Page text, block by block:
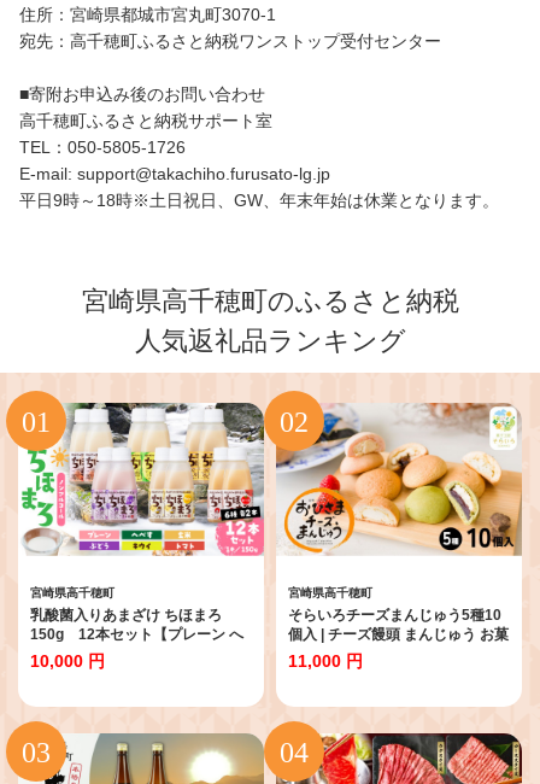
住所：宮崎県都城市宮丸町3070-1
宛先：高千穂町ふるさと納税ワンストップ受付センター
■寄附お申込み後のお問い合わせ
高千穂町ふるさと納税サポート室
TEL：050-5805-1726
E-mail: support@takachiho.furusato-lg.jp
平日9時～18時※土日祝日、GW、年末年始は休業となります。
宮崎県高千穂町のふるさと納税
人気返礼品ランキング
宮崎県高千穂町
乳酸菌入りあまざけ ちほまろ
150g 12本セット【プレーン へ
べす 玄米 キウイ トマト ブドウ】
| ノンアルコール 贈答 贈り物 おす
糖 飲み物 乳酸飲料 飲料 宮崎県 高
千穂町 |_Tk015-017-a12
10,000 円
宮崎県高千穂町
そらいろチーズまんじゅう5種10
個入 | チーズ饅頭 まんじゅう お菓
子 菓子 詰め合わせ 和菓子 洋菓子
デザート スイーツ 黒糖 いちご あ
用 贈り物 ギフト プレゼント 個装
個包装 個別包装 銘菓 おもてなし
宮崎県 高千穂町 |_Tk022-013
11,000 円